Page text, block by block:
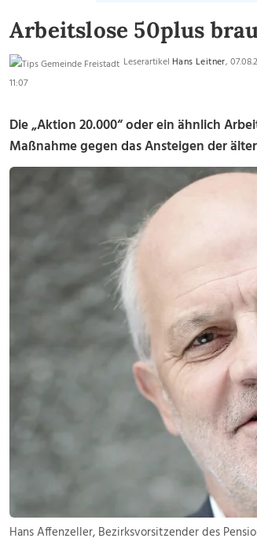
Arbeitslose 50plus
Leserartikel Hans Leitner,
11:07
Die „Aktion 20.000“ oder ein ähnlich
Maßnahme gegen das Ansteigen der
Hans Affenzeller, Bezirksvorsitzender des